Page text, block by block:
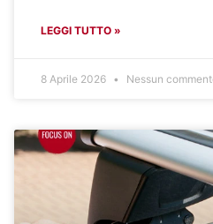
LEGGI TUTTO »
8 Aprile 2026 Nessun